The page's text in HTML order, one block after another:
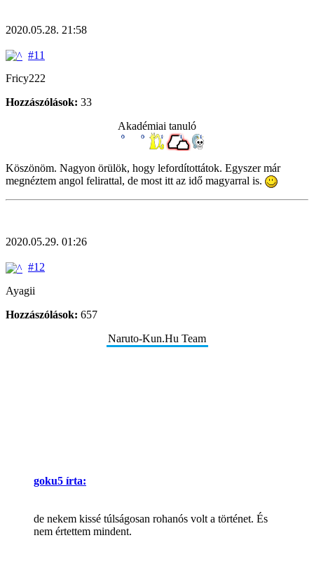
2020.05.28. 21:58
#11
Fricy222
Hozzászólások: 33
Akadémiai tanuló
Köszönöm. Nagyon örülök, hogy lefordítottátok. Egyszer már
megnéztem angol felirattal, de most itt az idő magyarral is.
2020.05.29. 01:26
#12
Ayagii
Hozzászólások: 657
Naruto-Kun.Hu Team
goku5 írta:
de nekem kissé túlságosan rohanós volt a történet. És
nem értettem mindent.